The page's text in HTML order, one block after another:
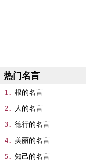
热门名言
1. 根的名言
2. 人的名言
3. 德行的名言
4. 美丽的名言
5. 知己的名言